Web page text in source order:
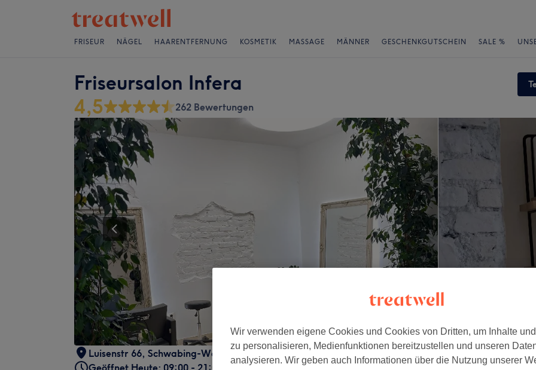
FRISEUR NÄGEL HAARENTFERNUNG KOSMETIK MASSAGE MÄNNER GESCHENKGUTSCHEIN SALE %
Friseursalon Infera
4,5 262 Bewertungen
Luisenstr 66, Schwabing-West München, 80798
Geöffnet Heute: 09:00 - 21:00
Wir verwenden eigene Cookies und Cookies von Dritten, um Inhalte
zu personalisieren, Medienfunktionen bereitzustellen und unseren
analysieren. Wir geben auch Informationen über die Nutzung unserer